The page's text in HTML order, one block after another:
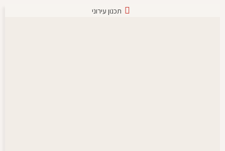
תכנון עירוני